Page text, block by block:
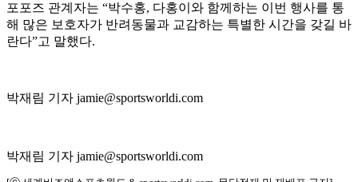
포포즈 관계자는 “박수홍, 다홍이와 함께하는 이번 행사를 통
해 많은 보호자가 반려동물과 교감하는 특별한 시간을 갖길 바
란다”고 말했다.
박재림 기자 jamie@sportsworldi.com
박재림 기자 jamie@sportsworldi.com